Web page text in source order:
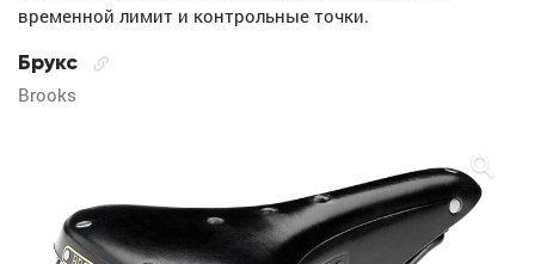
временной лимит и контрольные точки.
Брукс
Brooks